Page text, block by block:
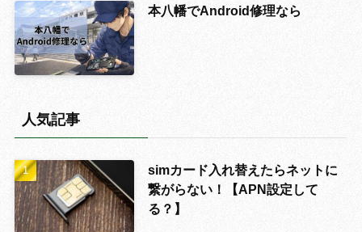
本八幡でAndroid修理なら
人気記事
simカード入れ替えたらネットに
繋がらない！【APN設定して
る？】